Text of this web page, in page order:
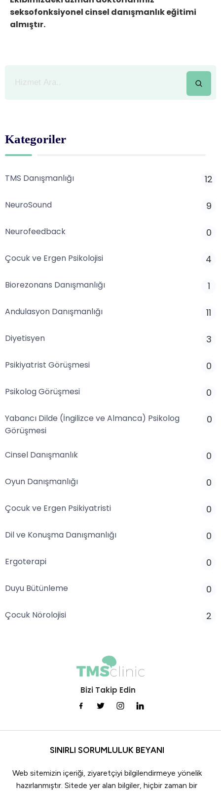
seksofonksiyonel cinsel danışmanlık eğitimi
almıştır.
Kategoriler
TMS Danışmanlığı 12
NeuroSound 9
Neurofeedback 0
Çocuk ve Ergen Psikolojisi 4
Biorezonans Danışmanlığı 1
Andulasyon Danışmanlığı 11
Diyetisyen 3
Psikiyatrist Görüşmesi 0
Psikolog Görüşmesi 0
Yabancı Dilde (İngilizce ve Almanca) Psikolog
Görüşmesi
0
Cinsel Danışmanlık 0
Oyun Danışmanlığı 0
Çocuk ve Ergen Psikiyatristi 0
Dil ve Konuşma Danışmanlığı 0
Ergoterapi 0
Duyu Bütünleme 0
Çocuk Nörolojisi 2
Bizi Takip Edin
SINIRLI SORUMLULUK BEYANI
Web sitemizin içeriği, ziyaretçiyi bilgilendirmeye yönelik
hazırlanmıştır. Sitede yer alan bilgiler, hiçbir zaman bir